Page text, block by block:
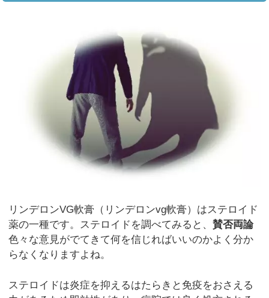
リンデロンVG軟膏（リンデロンvg軟膏）はステロイド
薬の一種です。ステロイドを調べてみると、賛否両論
色々な意見がでてきて何を信じればいいのかよく分か
らなくなりますよね。
ステロイドは炎症を抑えるはたらきと免疫をおさえる